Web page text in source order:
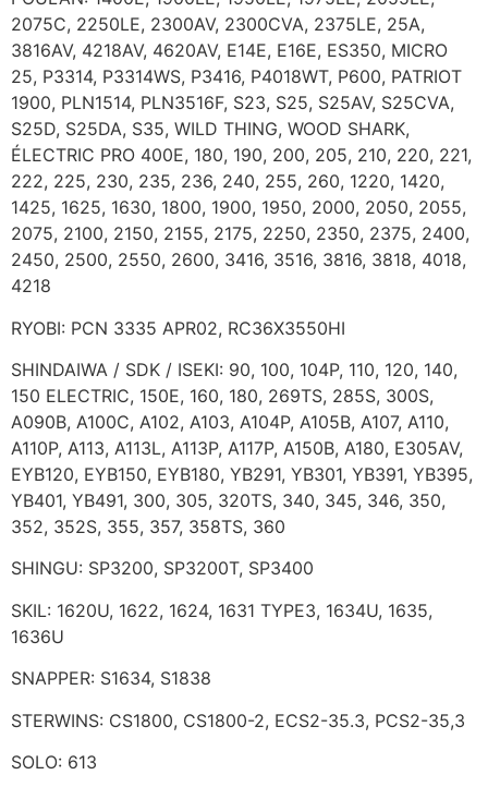
2075C, 2250LE, 2300AV, 2300CVA, 2375LE, 25A,
3816AV, 4218AV, 4620AV, E14E, E16E, ES350, MICRO
25, P3314, P3314WS, P3416, P4018WT, P600, PATRIOT
1900, PLN1514, PLN3516F, S23, S25, S25AV, S25CVA,
S25D, S25DA, S35, WILD THING, WOOD SHARK,
ÉLECTRIC PRO 400E, 180, 190, 200, 205, 210, 220, 221,
222, 225, 230, 235, 236, 240, 255, 260, 1220, 1420,
1425, 1625, 1630, 1800, 1900, 1950, 2000, 2050, 2055,
2075, 2100, 2150, 2155, 2175, 2250, 2350, 2375, 2400,
2450, 2500, 2550, 2600, 3416, 3516, 3816, 3818, 4018,
4218
RYOBI: PCN 3335 APR02, RC36X3550HI
SHINDAIWA / SDK / ISEKI: 90, 100, 104P, 110, 120, 140,
150 ELECTRIC, 150E, 160, 180, 269TS, 285S, 300S,
A090B, A100C, A102, A103, A104P, A105B, A107, A110,
A110P, A113, A113L, A113P, A117P, A150B, A180, E305AV,
EYB120, EYB150, EYB180, YB291, YB301, YB391, YB395,
YB401, YB491, 300, 305, 320TS, 340, 345, 346, 350,
352, 352S, 355, 357, 358TS, 360
SHINGU: SP3200, SP3200T, SP3400
SKIL: 1620U, 1622, 1624, 1631 TYPE3, 1634U, 1635,
1636U
SNAPPER: S1634, S1838
STERWINS: CS1800, CS1800-2, ECS2-35.3, PCS2-35,3
SOLO: 613